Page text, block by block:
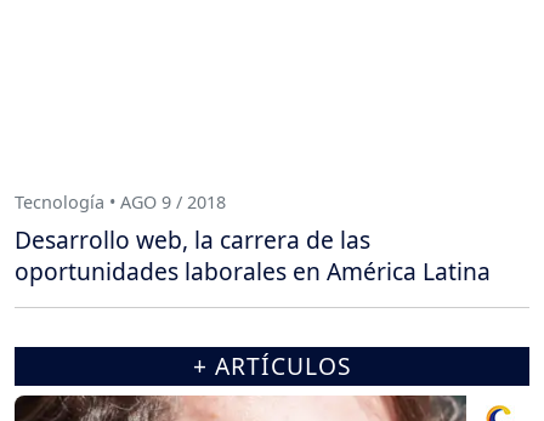
Tecnología • AGO 9 / 2018
Desarrollo web, la carrera de las
oportunidades laborales en América Latina
+ ARTÍCULOS